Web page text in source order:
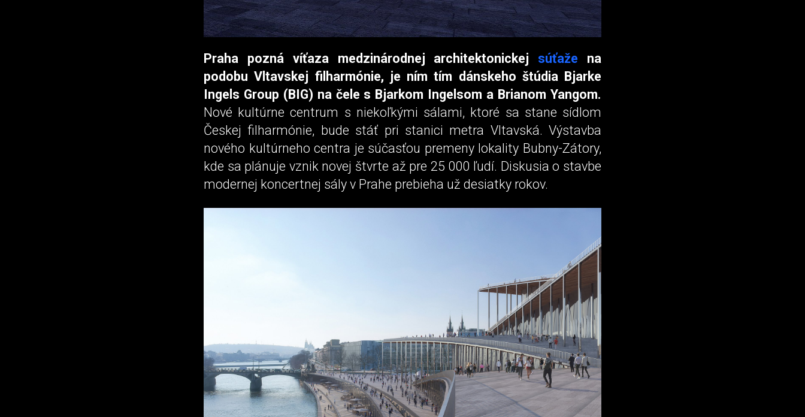
Praha pozná víťaza medzinárodnej architektonickej súťaže na
podobu Vltavskej filharmónie, je ním tím dánskeho štúdia Bjarke
Ingels Group (BIG) na čele s Bjarkom Ingelsom a Brianom Yangom.
Nové kultúrne centrum s niekoľkými sálami, ktoré sa stane sídlom
Českej filharmónie, bude stáť pri stanici metra Vltavská. Výstavba
nového kultúrneho centra je súčasťou premeny lokality Bubny-Zátory,
kde sa plánuje vznik novej štvrte až pre 25 000 ľudí. Diskusia o stavbe
modernej koncertnej sály v Prahe prebieha už desiatky rokov.